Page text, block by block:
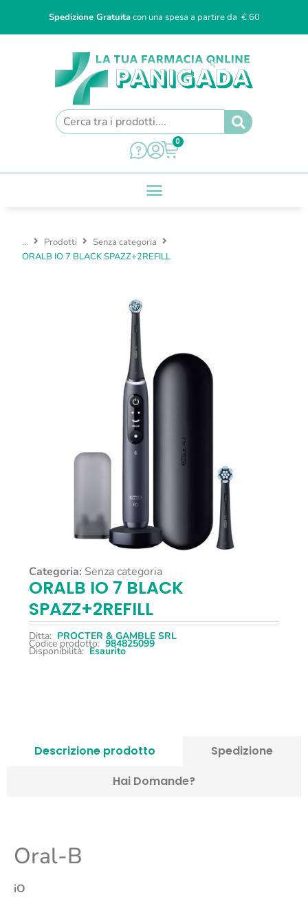
Spedizione Gratuitacon una spesa a partire da € 60
0
... Prodotti
Senza categoria
ORALB IO 7 BLACK SPAZZ+2REFILL
Categoria: Senza categoria
ORALB IO 7 BLACK
SPAZZ+2REFILL
Ditta: PROCTER & GAMBLE SRL
Codice prodotto: 984825099
Disponibilità: Esaurito
Descrizione prodotto
Spedizione
Hai Domande?
Oral-B
iO